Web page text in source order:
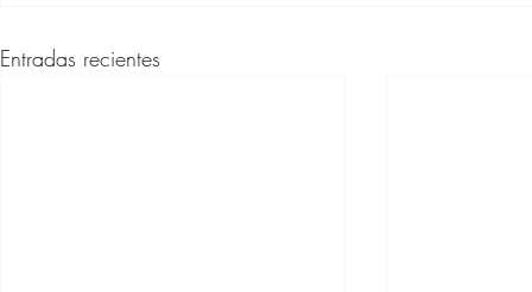
Entradas recientes